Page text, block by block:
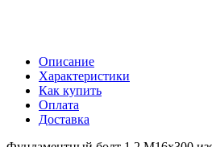
Описание
Характеристики
Как купить
Оплата
Доставка